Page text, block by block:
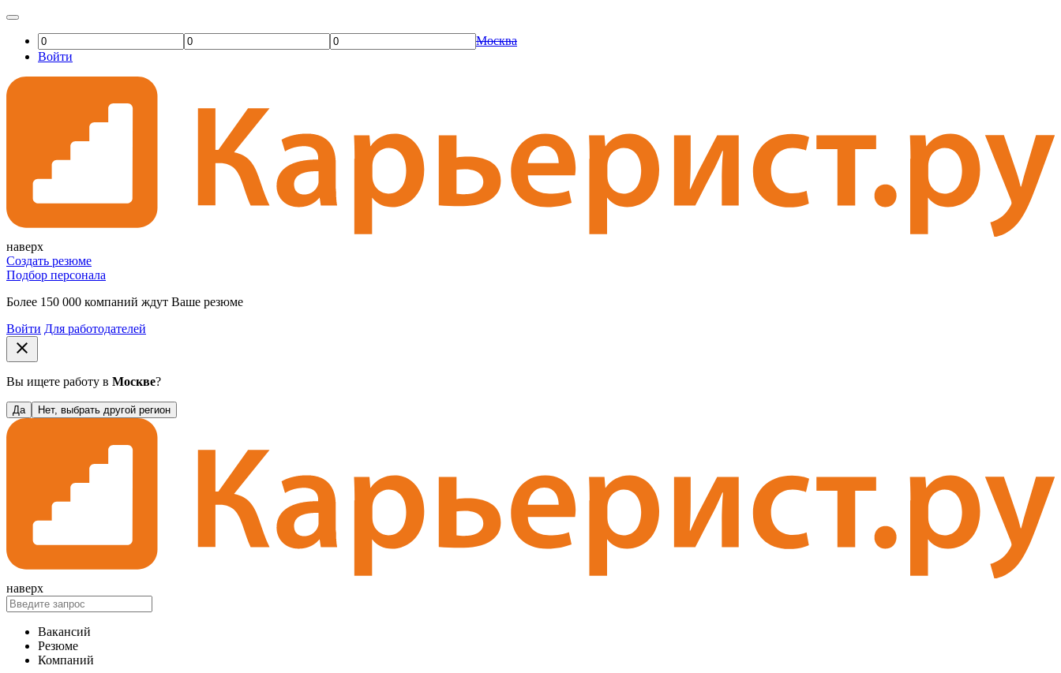
Москва
Войти
наверх
Создать резюме
Подбор персонала
Более 150 000 компаний ждут Ваше резюме
Войти Для работодателей
close
Вы ищете работу в Москве?
Да Нет, выбрать другой регион
наверх
Вакансий
Резюме
Компаний